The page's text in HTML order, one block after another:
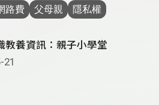
路費 父母親
隱私權
教養資訊：親子小學堂
21